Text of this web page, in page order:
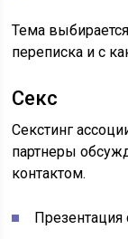
Тема
переписка и с
Секс
Секстинг
партнеры
контактом.
Презентация